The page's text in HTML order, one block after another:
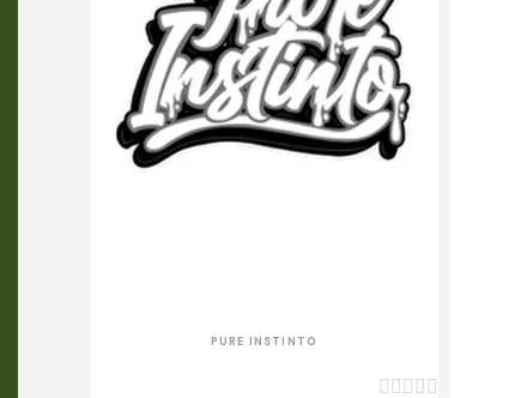
PURE INSTINTO
    